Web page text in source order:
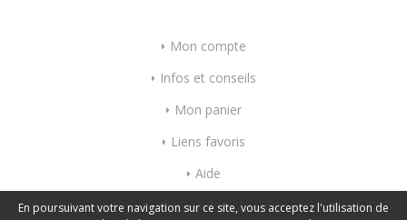
Mon compte
Infos et conseils
Mon panier
Liens favoris
Aide
Index mots-clés
En poursuivant votre navigation sur ce site, vous acceptez l'utilisation de